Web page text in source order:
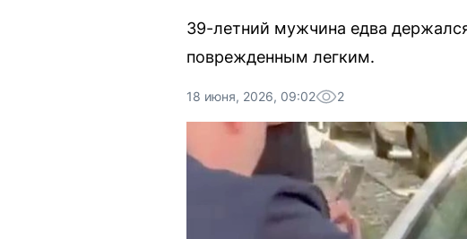
39-летний мужчина едва
поврежденным легким.
18 июня, 2026, 09:02 2